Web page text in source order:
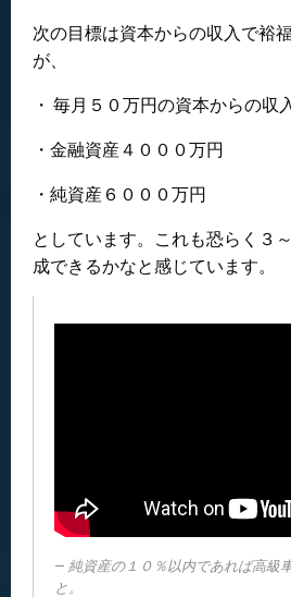
次の目標は資本からの収入で裕
が、
・ 毎月５０万円の資本からの収
・金融資産４０００万円
・純資産６０００万円
としています。これも恐らく３
成できるかなと感じています。
純資産の１０％以内であれば高級
と。